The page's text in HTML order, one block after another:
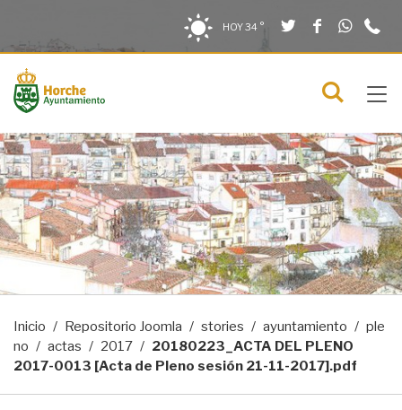
HOY34 ° TwitterFacebook
menú
Inicio Repositorio Joomla stories ayuntamiento
ple
no
actas 2017
20180223_ACTA DEL PLENO
2017-0013 [Acta de Pleno sesión 21-11-2017].pdf